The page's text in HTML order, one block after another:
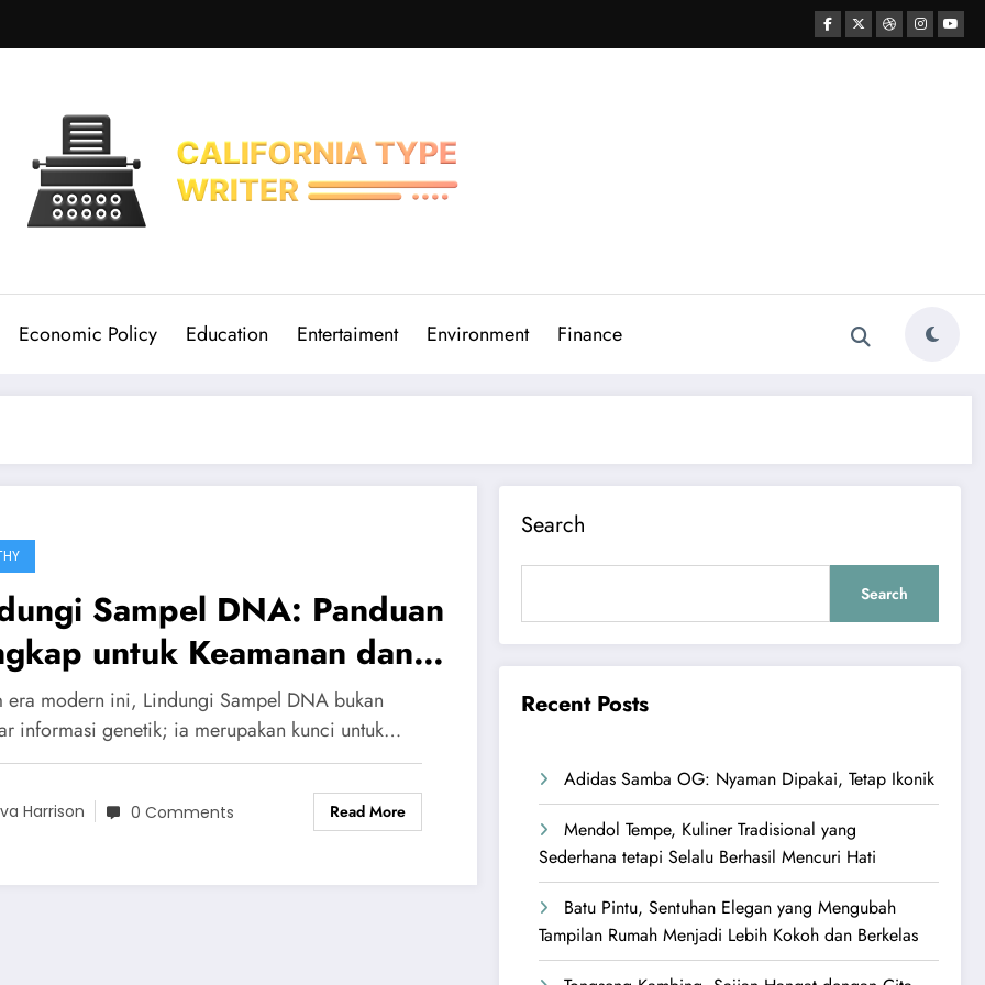
Economic Policy Education Entertaiment Environment Finance
Sampel DNA: Panduan
untuk Keamanan dan
Genetik
era modern ini, Lindungi Sampel DNA bukan
informasi genetik; ia merupakan kunci untuk…
Harrison 0 Comments Read More
Search
Search
Recent Posts
Adidas Samba OG: Nyaman Dipakai, Tetap Ikonik
Mendol Tempe, Kuliner Tradisional yang
Sederhana tetapi Selalu Berhasil Mencuri Hati
Batu Pintu, Sentuhan Elegan yang Mengubah
Tampilan Rumah Menjadi Lebih Kokoh dan Berkelas